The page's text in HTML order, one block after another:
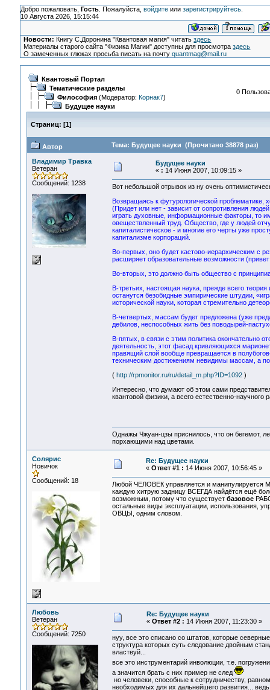
Добро пожаловать, Гость. Пожалуйста, войдитеили зарегистрируйтесь.
10 Августа 2026, 15:15:44
Новости: Книгу С.Доронина "Квантовая магия" читатьздесь
Материалы старого сайта "Физика Магии" доступны для просмотраздесь
О замеченных глюках просьба писать на почтуquantmag@mail.ru
Квантовый Портал
Тематические разделы
Философия(Модератор: Корнак7)
Будущее науки
0
Страниц: [1]
Автор Тема: Будущее науки (Прочитано 38878 раз)
Владимир Травка
Ветеран
Сообщений: 1238
Будущее науки
« : 14 Июня 2007, 10:09:15 »
Вот небольшой отрывок из ну очень
Возвращаясь к футурологической проблематике,
(Придет или нет - зависит от сопротивления
играть духовные, информационные факторы, то
овеществленный труд. Общество, где у людей
капиталистическое - и многие его черты уже
капитализме корпораций.
Во-первых, оно будет кастово-иерархическим с
расширяет образовательные возможности
Во-вторых, это должно быть общество с
В-третьих, настоящая наука, прежде всего теория
останутся безобидные эмпирические штудии,
исторической науки, которая стремительно
В-четвертых, массам будет предложена (уже
дебилов, неспособных жить без поводырей-
В-пятых, в связи с этим политика окончательно
деятельность, этот фасад кривляющихся
правящий слой вообще превращается в
техническим достижениям невидимы массам, а
( http://rpmonitor.ru/ru/detail_m.php?ID=1092)
Интересно, что думают об этом сами
квантовой физики, а всего естественно-
Однажы Чжуан-цзы приснилось, что он бегемот,
порхающими над цветами.
Солярис
Новичок
Сообщений: 18
Re: Будущее науки
« Ответ #1 : 14 Июня 2007, 10:56:45 »
Любой ЧЕЛОВЕК управляется и
каждую хитрую задницу ВСЕГДА найдётся ещё
возможным, потому что существует базовое
остальные виды эксплуатации, использования,
ОВЦЫ, одним словом.
Любовь
Ветеран
Сообщений: 7250
Re: Будущее науки
« Ответ #2 : 14 Июня 2007, 11:23:30 »
нуу, все это списано со штатов, которые
структура которых суть следование двойным
властвуй...
все это инструментарий инволюции, т.е.
а значится брать с них пример не след
но человеки, способные к сотрудничеству,
необходимых для их дальнейшего развития...